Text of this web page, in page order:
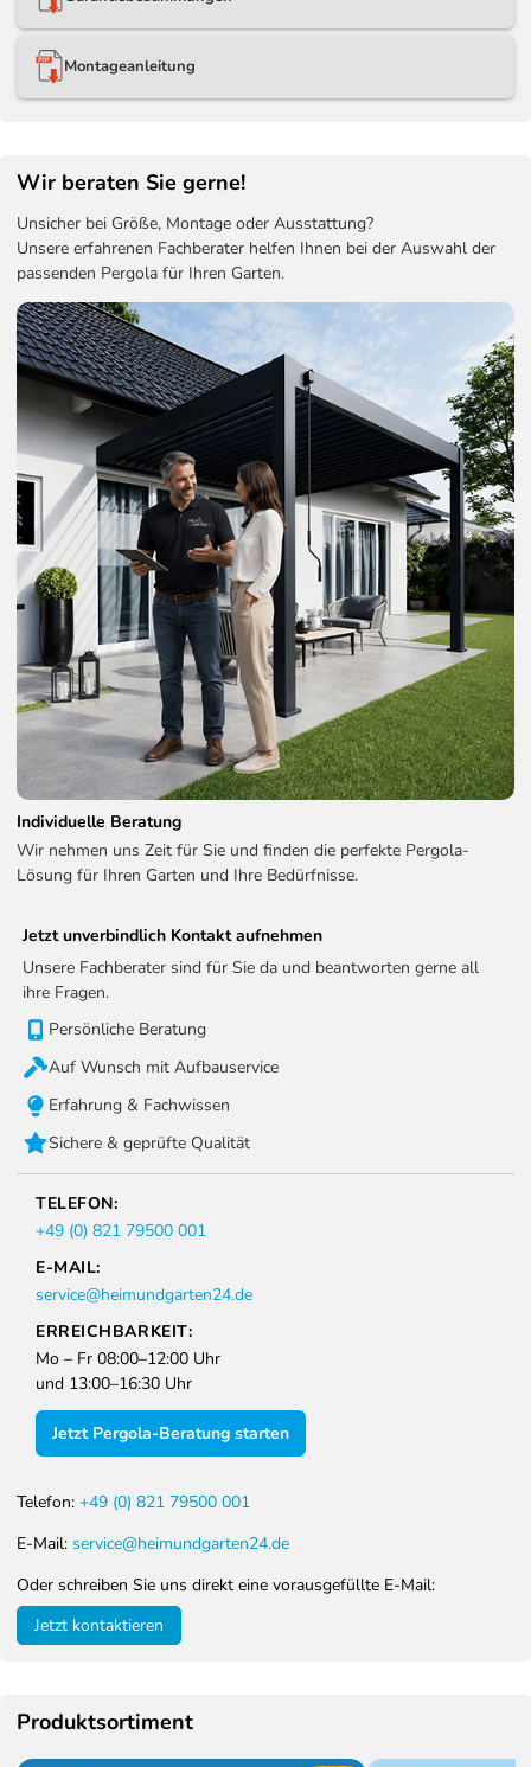
Montageanleitung
Wir beraten Sie gerne!
Unsicher bei Größe, Montage oder Ausstattung?
Unsere erfahrenen Fachberater helfen Ihnen bei der Auswahl der
passenden Pergola für Ihren Garten.
Individuelle Beratung
Wir nehmen uns Zeit für Sie und finden die perfekte Pergola-
Lösung für Ihren Garten und Ihre Bedürfnisse.
Jetzt unverbindlich Kontakt aufnehmen
Unsere Fachberater sind für Sie da und beantworten gerne all
ihre Fragen.
Persönliche Beratung
Auf Wunsch mit Aufbauservice
Erfahrung & Fachwissen
Sichere & geprüfte Qualität
TELEFON:
+49 (0) 821 79500 001
E-MAIL:
service@heimundgarten24.de
ERREICHBARKEIT:
Mo – Fr 08:00–12:00 Uhr
und 13:00–16:30 Uhr
Jetzt Pergola-Beratung starten
Telefon: +49 (0) 821 79500 001
E-Mail: service@heimundgarten24.de
Oder schreiben Sie uns direkt eine vorausgefüllte E-Mail:
Jetzt kontaktieren
Produktsortiment